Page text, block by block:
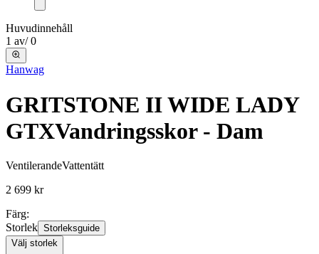
Huvudinnehåll
1 av/ 0
Hanwag
GRITSTONE II WIDE LADY
GTXVandringsskor - Dam
VentilerandeVattentätt
2 699 kr
Färg:
Storlek Storleksguide
Välj storlek